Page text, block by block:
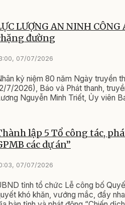
LƯỢNG AN NINH
đường
07/07/2026
kỷ niệm 80 năm Ngày truyền
7/2026), Báo và Phát thanh,
Nguyễn Minh Triết, Ủy viên
lập 5 Tổ công tác,
các dự án”
07/07/2026
tỉnh tổ chức Lễ công bố
khó khăn, vướng mắc, đẩy